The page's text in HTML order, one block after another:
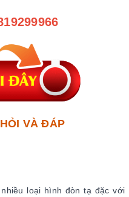
VÀ ĐÁP
loại hình đòn tạ đặc với